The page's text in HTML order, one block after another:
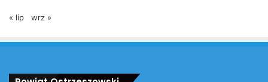
« lip wrz »